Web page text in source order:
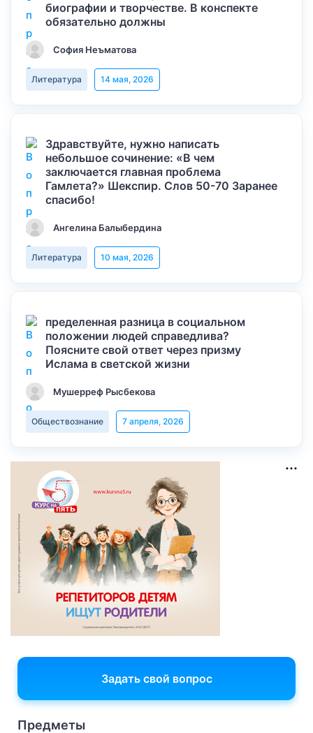
биографии и творчестве. В конспекте
обязательно должны
София Неъматова
Литература 14 мая, 2026
Здравствуйте, нужно написать
небольшое сочинение: «В чем
заключается главная проблема
Гамлета?» Шекспир. Слов 50-70 Заранее
спасибо!
Ангелина Балыбердина
Литература 10 мая, 2026
пределенная разница в социальном
положении людей справедлива?
Поясните свой ответ через призму
Ислама в светской жизни
Мушерреф Рысбекова
Обществознание 7 апреля, 2026
Задать свой вопрос
Предметы